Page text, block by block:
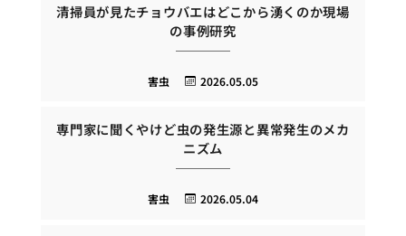
清掃員が見たチョウバエはどこから湧くのか現場
の事例研究
2026.05.05
害虫
専門家に聞くやけど虫の発生源と異常発生のメカ
ニズム
2026.05.04
害虫